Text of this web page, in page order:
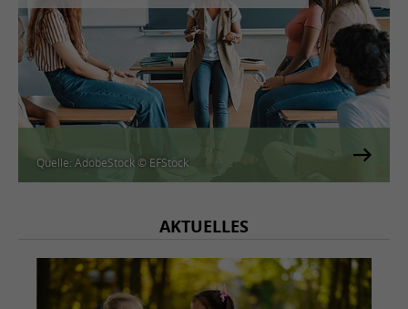
© AdobeStock © EFStock
Quelle: AdobeStock © EFStock
AKTUELLES